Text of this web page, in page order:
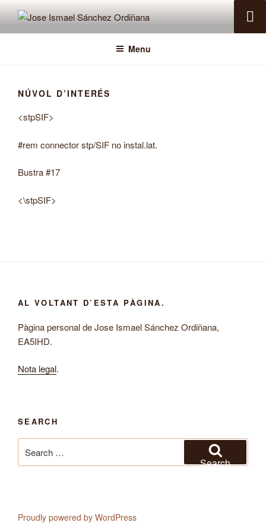
contentJOSE ISMAEL SÁNCHEZ
Pàgina personal EA5IHD
Menu
NÚVOL D’INTERÉS
<stpSIF>
#rem connector stp/SIF no instal.lat.
Bustra #17
<\stpSIF>
AL VOLTANT D’ESTA PÀGINA.
Pàgina personal de Jose Ismael Sánchez Ordiñana,
EA5IHD.
Nota legal.
SEARCH
for:
Search
Proudly powered by WordPress